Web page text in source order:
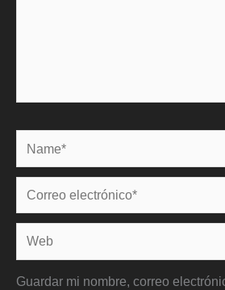
Name*
Correo
electrónico*
Web
Guardar mi nombre, correo